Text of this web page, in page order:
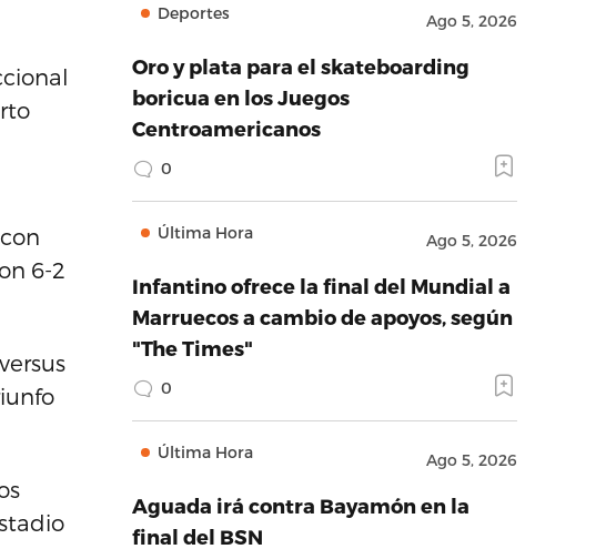
6-2
Deportes Ago 5, 2026
Oro y plata para el skateboarding
boricua en los Juegos
Centroamericanos
0
Última Hora Ago 5, 2026
Infantino ofrece la final del Mundial a
Marruecos a cambio de apoyos, según
"The Times"
0
Última Hora Ago 5, 2026
Aguada irá contra Bayamón en la
final del BSN